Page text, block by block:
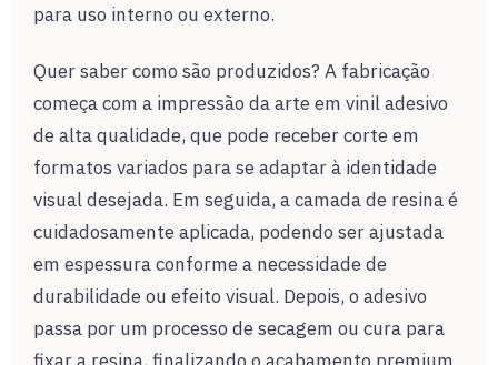
para uso interno ou externo.
Quer saber como são produzidos? A fabricação
começa com a impressão da arte em vinil adesivo
de alta qualidade, que pode receber corte em
formatos variados para se adaptar à identidade
visual desejada. Em seguida, a camada de resina é
cuidadosamente aplicada, podendo ser ajustada
em espessura conforme a necessidade de
durabilidade ou efeito visual. Depois, o adesivo
passa por um processo de secagem ou cura para